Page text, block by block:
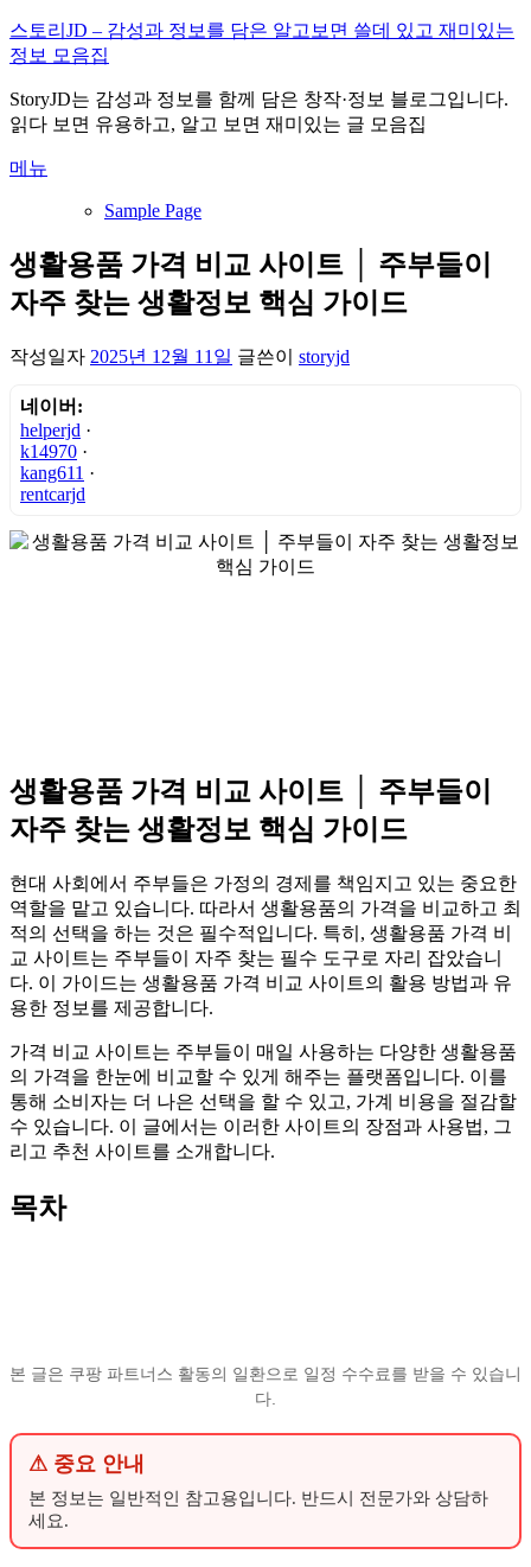
내
용
로
바
가
스토리JD – 감성과 정보를 담은 알고보면 쓸데 있고 재미있는
정보 모음집
StoryJD는 감성과 정보를 함께 담은 창작·정보 블로그입니다.
읽다 보면 유용하고, 알고 보면 재미있는 글 모음집
메뉴
Sample Page
생활용품 가격 비교 사이트 │ 주부들이
자주 찾는 생활정보 핵심 가이드
작성일자 2025년 12월 11일 글쓴이 storyjd
네이버:
helperjd ·
k14970 ·
kang611 ·
rentcarjd
생활용품 가격 비교 사이트 │ 주부들이
자주 찾는 생활정보 핵심 가이드
현대 사회에서 주부들은 가정의 경제를 책임지고 있는 중요한
역할을 맡고 있습니다. 따라서 생활용품의 가격을 비교하고 최
적의 선택을 하는 것은 필수적입니다. 특히, 생활용품 가격 비
교 사이트는 주부들이 자주 찾는 필수 도구로 자리 잡았습니
다. 이 가이드는 생활용품 가격 비교 사이트의 활용 방법과 유
용한 정보를 제공합니다.
가격 비교 사이트는 주부들이 매일 사용하는 다양한 생활용품
의 가격을 한눈에 비교할 수 있게 해주는 플랫폼입니다. 이를
통해 소비자는 더 나은 선택을 할 수 있고, 가계 비용을 절감할
수 있습니다. 이 글에서는 이러한 사이트의 장점과 사용법, 그
리고 추천 사이트를 소개합니다.
목차
본 글은 쿠팡 파트너스 활동의 일환으로 일정 수수료를 받을 수 있습니
다.
⚠ 중요 안내
본 정보는 일반적인 참고용입니다. 반드시 전문가와 상담하
세요.